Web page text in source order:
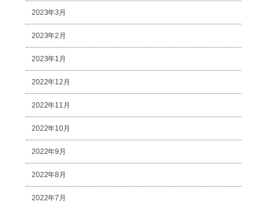
2023年3月
2023年2月
2023年1月
2022年12月
2022年11月
2022年10月
2022年9月
2022年8月
2022年7月